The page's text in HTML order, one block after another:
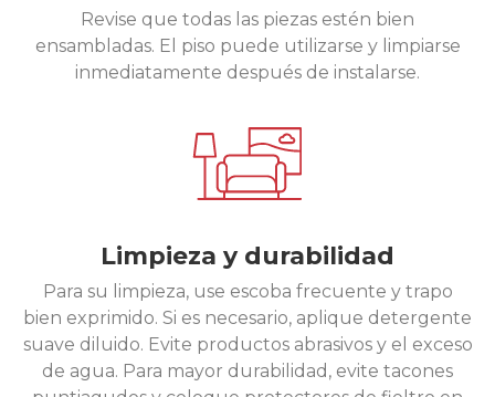
Revise que todas las piezas estén bien
ensambladas. El piso puede utilizarse y limpiarse
inmediatamente después de instalarse.
Limpieza y durabilidad
Para su limpieza, use escoba frecuente y trapo
bien exprimido. Si es necesario, aplique detergente
suave diluido. Evite productos abrasivos y el exceso
de agua. Para mayor durabilidad, evite tacones